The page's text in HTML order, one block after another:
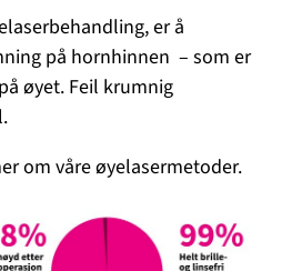
er å
på hornhinnen – som er
øyet. Feil krumnig
om våre øyelasermetoder.